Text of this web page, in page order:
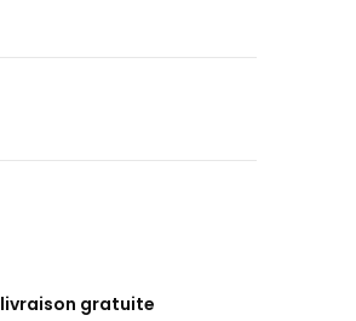
livraison gratuite